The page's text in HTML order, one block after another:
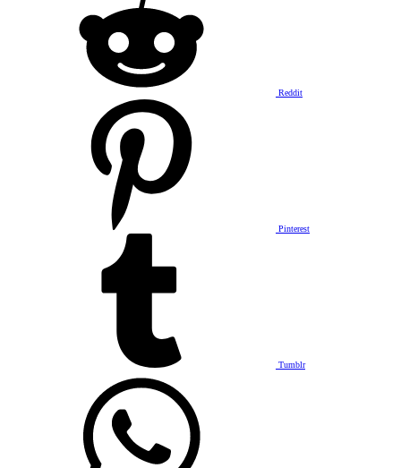
Reddit
Pinterest
Tumblr